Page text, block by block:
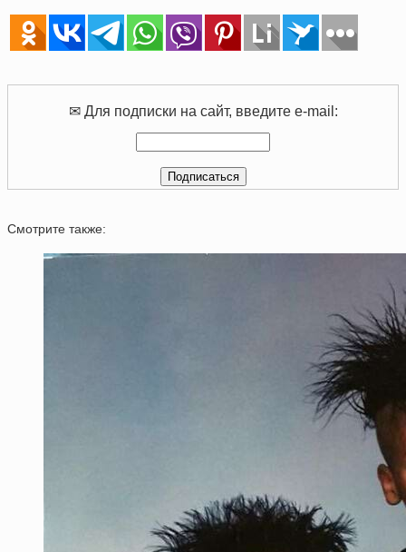
✉ Для подписки на сайт, введите e-mail:
Смотрите также: